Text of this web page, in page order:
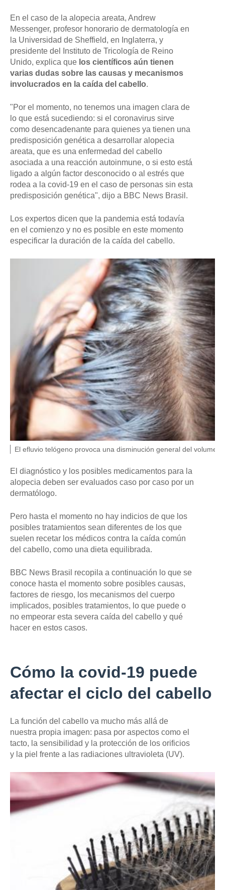
En el caso de la alopecia areata, Andrew
Messenger, profesor honorario de dermatología en
la Universidad de Sheffield, en Inglaterra, y
presidente del Instituto de Tricología de Reino
Unido, explica que los científicos aún tienen
varias dudas sobre las causas y mecanismos
involucrados en la caída del cabello.
"Por el momento, no tenemos una imagen clara de
lo que está sucediendo: si el coronavirus sirve
como desencadenante para quienes ya tienen una
predisposición genética a desarrollar alopecia
areata, que es una enfermedad del cabello
asociada a una reacción autoinmune, o si esto está
ligado a algún factor desconocido o al estrés que
rodea a la covid-19 en el caso de personas sin esta
predisposición genética", dijo a BBC News Brasil.
Los expertos dicen que la pandemia está todavía
en el comienzo y no es posible en este momento
especificar la duración de la caída del cabello.
F
U
N
T
E
D
A
M
A
G
,
E
T
T
I
M
P
e
d
e
f
t
o
,
El efluvio telógeno provoca una disminución general del volumen
El diagnóstico y los posibles medicamentos para la
alopecia deben ser evaluados caso por caso por un
dermatólogo.
Pero hasta el momento no hay indicios de que los
posibles tratamientos sean diferentes de los que
suelen recetar los médicos contra la caída común
del cabello, como una dieta equilibrada.
BBC News Brasil recopila a continuación lo que se
conoce hasta el momento sobre posibles causas,
factores de riesgo, los mecanismos del cuerpo
implicados, posibles tratamientos, lo que puede o
no empeorar esta severa caída del cabello y qué
hacer en estos casos.
Cómo la covid-19 puede
afectar el ciclo del cabello
La función del cabello va mucho más allá de
nuestra propia imagen: pasa por aspectos como el
tacto, la sensibilidad y la protección de los orificios
y la piel frente a las radiaciones ultravioleta (UV).